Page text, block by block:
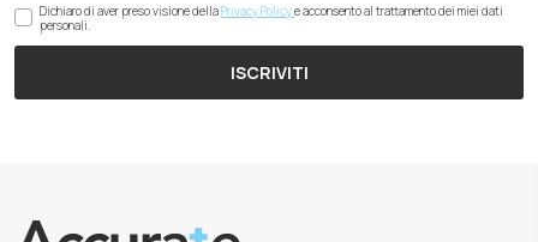
Dichiaro di aver preso visione dellaPrivacy Policye acconsento al trattamento dei miei dati
personali.
ISCRIVITI